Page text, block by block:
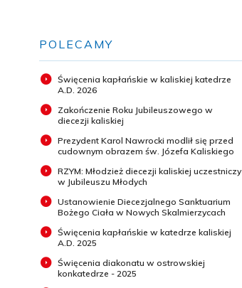
POLECAMY
Święcenia kapłańskie w kaliskiej katedrze
A.D. 2026
Zakończenie Roku Jubileuszowego w
diecezji kaliskiej
Prezydent Karol Nawrocki modlił się przed
cudownym obrazem św. Józefa Kaliskiego
RZYM: Młodzież diecezji kaliskiej uczestniczy
w Jubileuszu Młodych
Ustanowienie Diecezjalnego Sanktuarium
Bożego Ciała w Nowych Skalmierzycach
Święcenia kapłańskie w katedrze kaliskiej
A.D. 2025
Święcenia diakonatu w ostrowskiej
konkatedrze - 2025